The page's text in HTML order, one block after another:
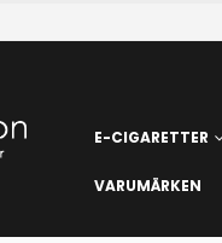
E-CIGARETTER
VARUMÄRKEN